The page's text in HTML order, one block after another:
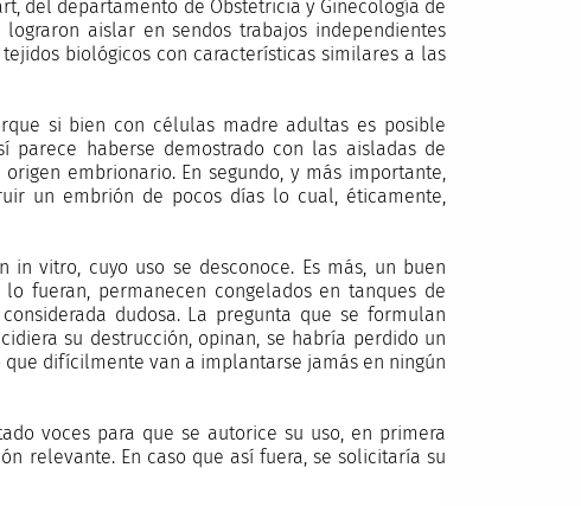
del departamento de Obstetricia y Ginecología de
aislar en sendos trabajos independientes
biológicos con características similares a las
si bien con células madre adultas es posible
parece haberse demostrado con las aisladas de
embrionario. En segundo, y más importante,
un embrión de pocos días lo cual, éticamente,
vitro, cuyo uso se desconoce. Es más, un buen
fueran, permanecen congelados en tanques de
dudosa. La pregunta que se formulan
su destrucción, opinan, se habría perdido un
difícilmente van a implantarse jamás en ningún
voces para que se autorice su uso, en primera
relevante. En caso que así fuera, se solicitaría su